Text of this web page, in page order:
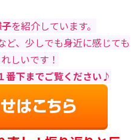
を紹介しています。
ど、少しでも身近に感じても
しいです！
番下までご覧ください♪